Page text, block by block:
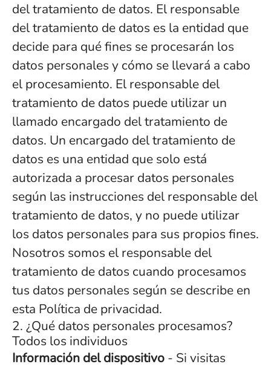
del tratamiento de datos. El responsable
del tratamiento de datos es la entidad que
decide para qué fines se procesarán los
datos personales y cómo se llevará a cabo
el procesamiento. El responsable del
tratamiento de datos puede utilizar un
llamado encargado del tratamiento de
datos. Un encargado del tratamiento de
datos es una entidad que solo está
autorizada a procesar datos personales
según las instrucciones del responsable del
tratamiento de datos, y no puede utilizar
los datos personales para sus propios fines.
Nosotros somos el responsable del
tratamiento de datos cuando procesamos
tus datos personales según se describe en
esta Política de privacidad.
2. ¿Qué datos personales procesamos?
Todos los individuos
Información del dispositivo - Si visitas